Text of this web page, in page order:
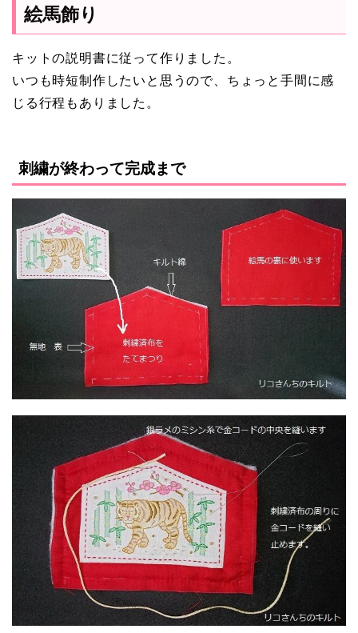
絵馬飾り
キットの説明書に従って作りました。
いつも時短制作したいと思うので、ちょっと手間に感
じる行程もありました。
刺繍が終わって完成まで